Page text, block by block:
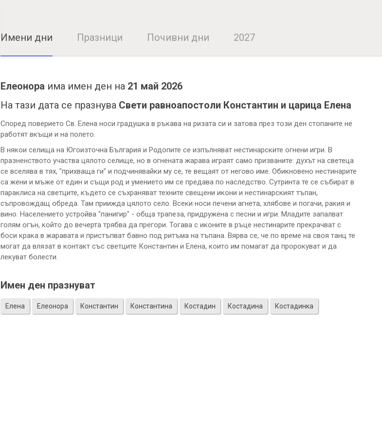
Имени дни Празници Почивни дни 2027
Елеонора има имен ден на 21 май 2026
На тази дата се празнува Свети равноапостоли Константин и царица Елена
Според поверието Св. Елена носи градушка в ръкава на ризата си и затова през този ден стопаните не
работят вкъщи и на полето.
В някои селища на Югоизточна България и Родопите се изпълняват нестинарските огнени игри. В
празненството участва цялото селище, но в огнената жарава играят само призваните: духът на светеца
се вселява в тях, "прихваща ги" и подчинявайки му се, те вещаят от негово име. Обикновено нестинарите
са жени и мъже от един и същи род и умението им се предава по наследство. Сутринта те се събират в
параклиса на светците, където се съхраняват техните свещени икони и нестинарският тъпан,
съпровождащ обреда. Там приижда цялото село. Всеки носи печени агнета, хлябове и погачи, ракия и
вино. Населението устройва "панигир" - обща трапеза, придружена с песни и игри. Младите запалват
голям огън, който до вечерта трябва да прегори. Тогава с иконите в ръце нестинарите прекрачват с
боси крака в жаравата и пристъпват бавно под ритъма на тъпана. Вярва се, че по време на своя танц те
могат да влязат в контакт със светците Константин и Елена, които им помагат да пророкуват и да
лекуват болести.
Имен ден празнуват
Елена Елеонора Константин Константина Костадин Костадина Костадинка